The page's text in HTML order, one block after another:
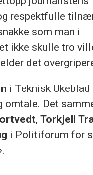
respektfulle
som man i
ikke skulle tro
det
i Teknisk
omtale. Det
, Torkjell
i Politiforum for